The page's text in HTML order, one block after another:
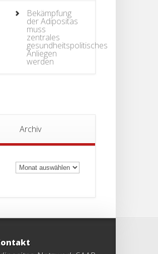
Bekämpfung
der Adipositas
muss
zentrales
gesundheitspolitisches
Anliegen
werden
Archiv
Archiv